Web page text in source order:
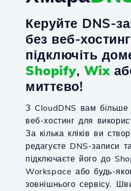
Керуйте DNS-
без веб-
підключіть
Shopify, Wix
миттєво!
З CloudDNS вам більше
веб-хостинг для
За кілька кліків ви
редагуєте DNS-записи
підключаєте його до
Workspace або будь-
зовнішнього сервісу.